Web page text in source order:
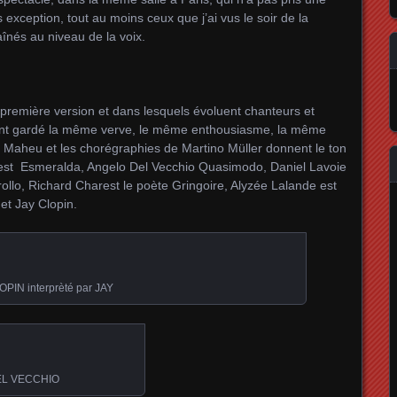
tout au moins ceux que j’ai vus le soir de la
au niveau de la voix.
version et dans lesquels évoluent chanteurs et
gardé la même verve, le même enthousiasme, la même
et les chorégraphies de Martino Müller donnent le ton
Esmeralda, Angelo Del Vecchio Quasimodo, Daniel Lavoie
Richard Charest le poète Gringoire, Alyzée Lalande est
Jay Clopin.
interprèté par JAY
VECCHIO